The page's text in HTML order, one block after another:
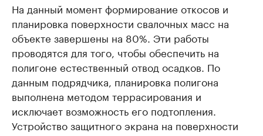
На данный момент формирование откосов и
планировка поверхности свалочных масс на
объекте завершены на 80%. Эти работы
проводятся для того, чтобы обеспечить на
полигоне естественный отвод осадков. По
данным подрядчика, планировка полигона
выполнена методом террасирования и
исключает возможность его подтопления.
Устройство защитного экрана на поверхности